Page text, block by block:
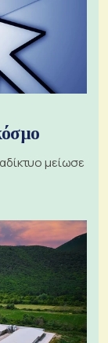
μείωσε